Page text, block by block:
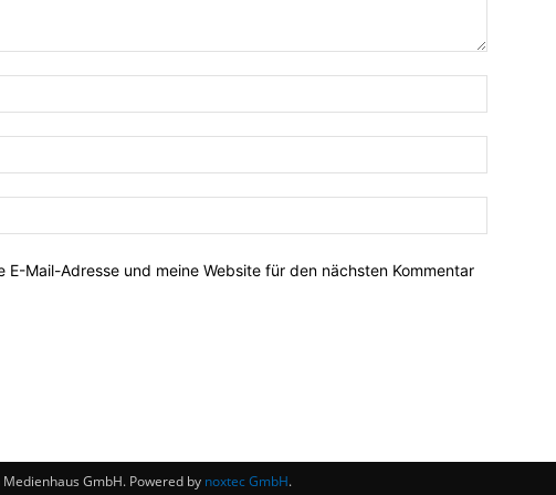
E-Mail-Adresse und meine Website für den nächsten Kommentar
GmbH. Powered by noxtec GmbH.